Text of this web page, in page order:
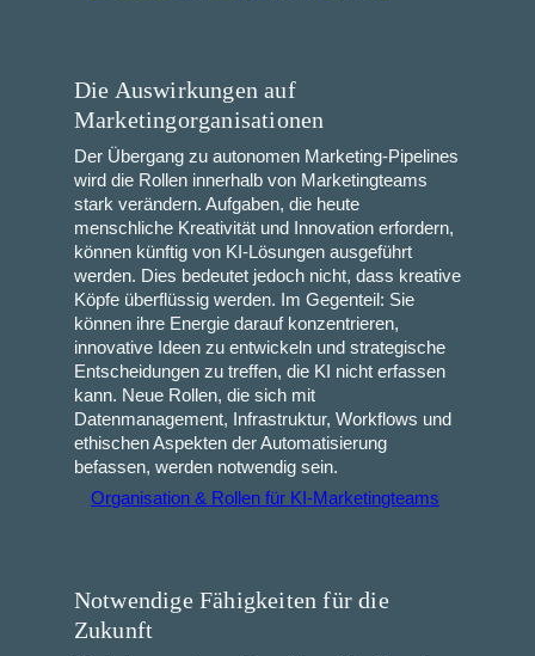
Die Auswirkungen auf
Marketingorganisationen
Der Übergang zu autonomen Marketing-Pipelines
wird die Rollen innerhalb von Marketingteams
stark verändern. Aufgaben, die heute
menschliche Kreativität und Innovation erfordern,
können künftig von KI-Lösungen ausgeführt
werden. Dies bedeutet jedoch nicht, dass kreative
Köpfe überflüssig werden. Im Gegenteil: Sie
können ihre Energie darauf konzentrieren,
innovative Ideen zu entwickeln und strategische
Entscheidungen zu treffen, die KI nicht erfassen
kann. Neue Rollen, die sich mit
Datenmanagement, Infrastruktur, Workflows und
ethischen Aspekten der Automatisierung
befassen, werden notwendig sein.
Organisation & Rollen für KI‑Marketingteams
Notwendige Fähigkeiten für die
Zukunft